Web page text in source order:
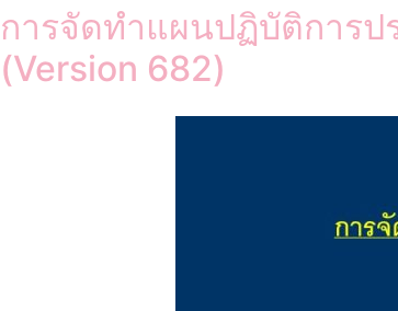
การจัดทำแผนปฏิบัติการ
(Version 682)